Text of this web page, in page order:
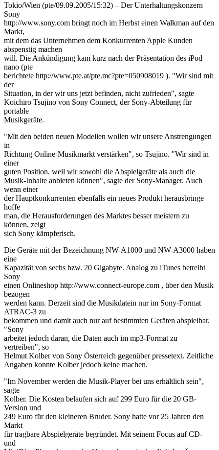
Tokio/Wien (pte/09.09.2005/15:32) – Der Unterhaltungskonzern
Sony
http://www.sony.com bringt noch im Herbst einen Walkman auf den
Markt,
mit dem das Unternehmen dem Konkurrenten Apple Kunden
abspenstig machen
will. Die Ankündigung kam kurz nach der Präsentation des iPod
nano (pte
berichtete http://www.pte.at/pte.mc?pte=050908019 ). "Wir sind mit
der
Situation, in der wir uns jetzt befinden, nicht zufrieden", sagte
Koichiro Tsujino von Sony Connect, der Sony-Abteilung für
portable
Musikgeräte.
"Mit den beiden neuen Modellen wollen wir unsere Anstrengungen
in
Richtung Online-Musikmarkt verstärken", so Tsujino. "Wir sind in
einer
guten Position, weil wir sowohl die Abspielgeräte als auch die
Musik-Inhalte anbieten können", sagte der Sony-Manager. Auch
wenn einer
der Hauptkonkurrenten ebenfalls ein neues Produkt herausbringe
hoffe
man, die Herausforderungen des Marktes besser meistern zu
können, zeigt
sich Sony kämpferisch.
Die Geräte mit der Bezeichnung NW-A1000 und NW-A3000 haben
eine
Kapazität von sechs bzw. 20 Gigabyte. Analog zu iTunes betreibt
Sony
einen Onlineshop http://www.connect-europe.com , über den Musik
bezogen
werden kann. Derzeit sind die Musikdatein nur im Sony-Format
ATRAC-3 zu
bekommen und damit auch nur auf bestimmten Geräten abspielbar.
"Sony
arbeitet jedoch daran, die Daten auch im mp3-Format zu
vertreiben", so
Helmut Kolber von Sony Österreich gegenüber pressetext. Zeitliche
Angaben konnte Kolber jedoch keine machen.
"Im November werden die Musik-Player bei uns erhältlich sein",
sagte
Kolber. Die Kosten belaufen sich auf 299 Euro für die 20 GB-
Version und
249 Euro für den kleineren Bruder. Sony hatte vor 25 Jahren den
Markt
für tragbare Abspielgeräte begründet. Mit seinem Focus auf CD-
und